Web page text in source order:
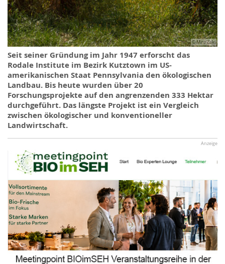
© Mira Zaki
Seit seiner Gründung im Jahr 1947 erforscht das
Rodale Institute im Bezirk Kutztown im US-
amerikanischen Staat Pennsylvania den ökologischen
Landbau. Bis heute wurden über 20
Forschungsprojekte auf den angrenzenden 333 Hektar
durchgeführt. Das längste Projekt ist ein Vergleich
zwischen ökologischer und konventioneller
Landwirtschaft.
Anzeige